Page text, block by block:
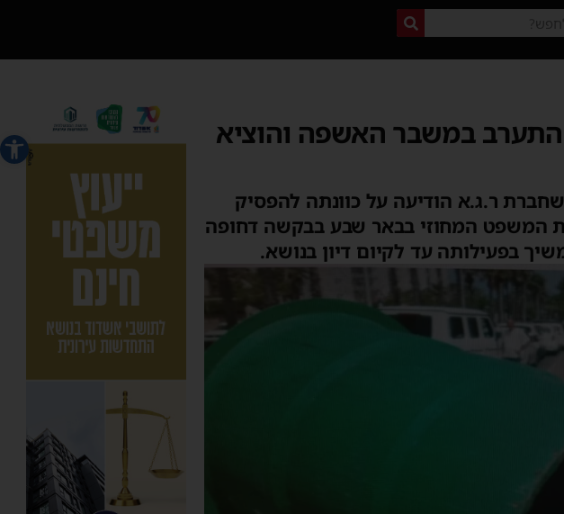
פתח התערב במשבר האשפה והוציא
ר.ג.א הודיעה על כוונתה להפסיק
המשפט המחוזי בבאר שבע בבקשה דחופה
בפעילותה עד לקיום דיון בנושא.